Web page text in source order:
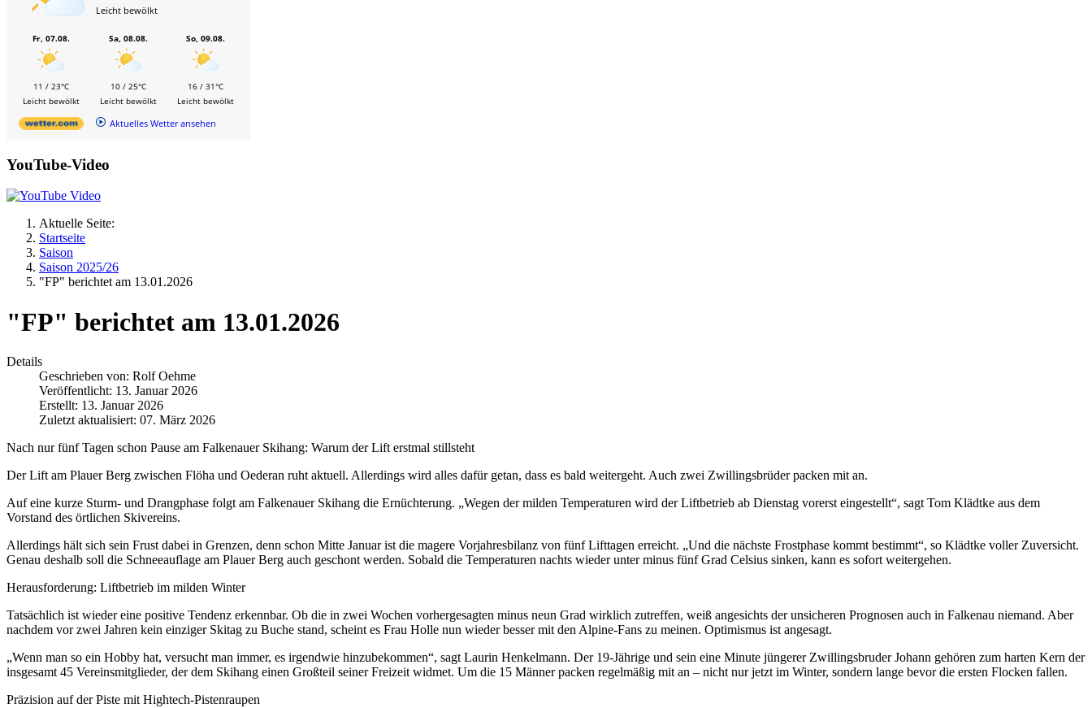
Leicht bewölkt
Fr, 07.08.
11 / 23°C
Leicht bewölkt
Sa, 08.08.
10 / 25°C
Leicht bewölkt
So, 09.08.
16 / 31°C
Leicht bewölkt
Aktuelles Wetter ansehen
YouTube-Video
Aktuelle Seite:
Startseite
Saison
Saison 2025/26
"FP" berichtet am 13.01.2026
"FP" berichtet am 13.01.2026
Details
Geschrieben von: Rolf Oehme
Veröffentlicht: 13. Januar 2026
Erstellt: 13. Januar 2026
Zuletzt aktualisiert: 07. März 2026
Nach nur fünf Tagen schon Pause am Falkenauer Skihang: Warum der Lift erstmal stillsteht
Der Lift am Plauer Berg zwischen Flöha und Oederan ruht aktuell. Allerdings wird alles dafür getan, dass es bald weitergeht. Auch zwei Zwillingsbrüder packen mit an.
Auf eine kurze Sturm- und Drangphase folgt am Falkenauer Skihang die Ernüchterung. „Wegen der milden Temperaturen wird der Liftbetrieb ab Dienstag vorerst eingestellt“, sagt Tom Klädtke aus dem
Vorstand des örtlichen Skivereins.
Allerdings hält sich sein Frust dabei in Grenzen, denn schon Mitte Januar ist die magere Vorjahresbilanz von fünf Lifttagen erreicht. „Und die nächste Frostphase kommt bestimmt“, so Klädtke voller Zuversicht.
Genau deshalb soll die Schneeauflage am Plauer Berg auch geschont werden. Sobald die Temperaturen nachts wieder unter minus fünf Grad Celsius sinken, kann es sofort weitergehen.
Herausforderung: Liftbetrieb im milden Winter
Tatsächlich ist wieder eine positive Tendenz erkennbar. Ob die in zwei Wochen vorhergesagten minus neun Grad wirklich zutreffen, weiß angesichts der unsicheren Prognosen auch in Falkenau niemand. Aber
nachdem vor zwei Jahren kein einziger Skitag zu Buche stand, scheint es Frau Holle nun wieder besser mit den Alpine-Fans zu meinen. Optimismus ist angesagt.
„Wenn man so ein Hobby hat, versucht man immer, es irgendwie hinzubekommen“, sagt Laurin Henkelmann. Der 19-Jährige und sein eine Minute jüngerer Zwillingsbruder Johann gehören zum harten Kern der
insgesamt 45 Vereinsmitglieder, der dem Skihang einen Großteil seiner Freizeit widmet. Um die 15 Männer packen regelmäßig mit an – nicht nur jetzt im Winter, sondern lange bevor die ersten Flocken fallen.
Präzision auf der Piste mit Hightech-Pistenraupen